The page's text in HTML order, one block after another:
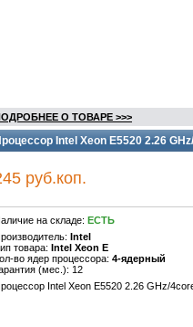
О ТОВАРЕ >>>
Intel Xeon E5520 2.26
руб.коп.
на складе: ЕСТЬ
Intel
товара: Intel Xeon E
во ядер процессора: 4-ядерный
(мес.): 12
Intel Xeon E5520 2.26 GHz/